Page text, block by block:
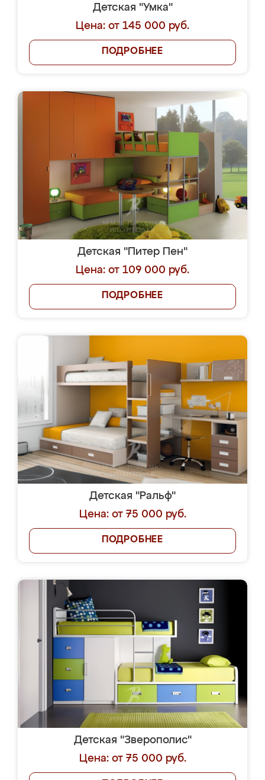
Детская "Умка"
Цена: от 145 000 руб.
ПОДРОБНЕЕ
Детская "Питер Пен"
Цена: от 109 000 руб.
ПОДРОБНЕЕ
Детская "Ральф"
Цена: от 75 000 руб.
ПОДРОБНЕЕ
Детская "Зверополис"
Цена: от 75 000 руб.